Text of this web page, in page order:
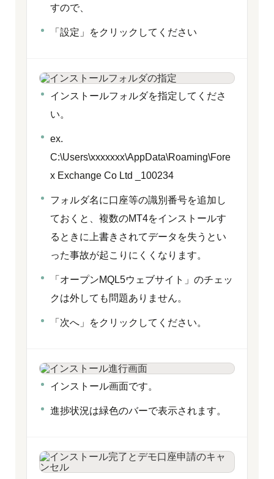
すので、
「設定」をクリックしてください
インストールフォルダを指定してくださ
い。
ex.
C:\Users\xxxxxxx\AppData\Roaming\Fore
x Exchange Co Ltd _100234
フォルダ名に口座等の識別番号を追加し
ておくと、複数のMT4をインストールす
るときに上書きされてデータを失うとい
った事故が起こりにくくなります。
「オープンMQL5ウェブサイト」のチェッ
クは外しても問題ありません。
「次へ」をクリックしてください。
インストール画面です。
進捗状況は緑色のバーで表示されます。